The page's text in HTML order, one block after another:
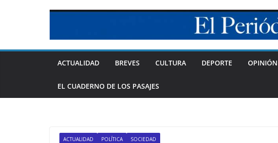
ACTUALIDAD BREVES CULTURA DEPORTE OPINIÓN
EL CUADERNO DE LOS PASAJES
ACTUALIDAD POLÍTICA SOCIEDAD